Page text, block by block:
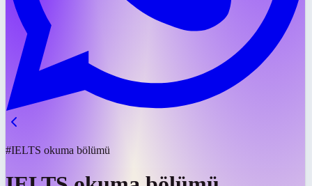
#IELTS okuma bölümü